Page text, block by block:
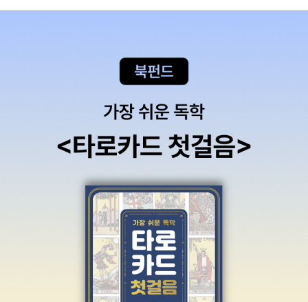
과 편지를 통해 청년 시절을 보여줍니다. 호불호가 명확한 청년이었
던 모양입니다. 좋아하는 선생님 수업은 열심히 듣고 마음에 들지 않
지질학과 동물학 강의가 지루하기 짝이 없다는 이유로 평생 지질학을
배우지 않겠다고 에든버러 시절에 결심(p.17) 했음에도 결국 항해 직
후 가장 먼저 종사한 과학은 지질학이었다는 건 참 재미있는 일이죠.
해 많은 지식과 교훈을 얻었기 때문이었는데요. 항해 중에 했던 수많
은 관찰에는 지질학자로서의 눈이 작용했다고 합니다. 다윈의 지질학
이야말로 그의 진화론의 거대한 배경이었다고 저자는 말합니다.(p.1
09) 포용력이 크고 융통성이 있으며 단순한 감정에 휘둘리지 않는 범
인의 기상을 가진 다윈의 모습(p.62)을 통해 처음 만났는데요. 가장
놀랍고 감동받았던 부분은 그가 노예제도를 증오하고 혐오했다는 사